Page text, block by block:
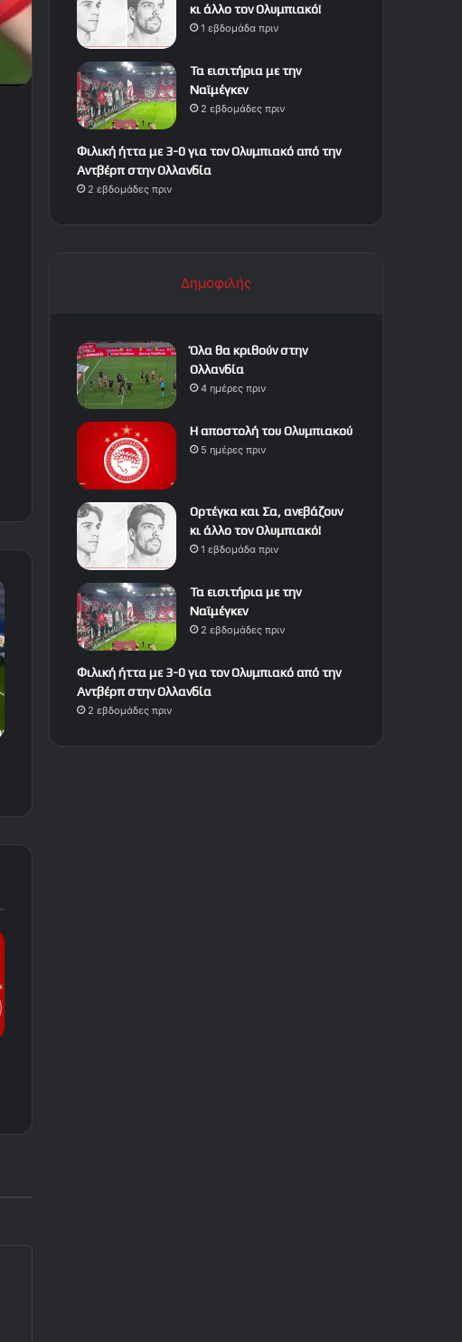
κι άλλο τον Ολυμπιακό!
1 εβδομάδα πριν
Τα εισιτήρια με την
Ναϊμέγκεν
2 εβδομάδες πριν
Φιλική ήττα με 3-0 για τον Ολυμπιακό από την
Αντβέρπ στην Ολλανδία
2 εβδομάδες πριν
Δημοφιλής
Όλα θα κριθούν στην
Ολλανδία
4 ημέρες πριν
Η αποστολή του Ολυμπιακού
5 ημέρες πριν
Ορτέγκα και Σα, ανεβάζουν
κι άλλο τον Ολυμπιακό!
1 εβδομάδα πριν
Τα εισιτήρια με την
Ναϊμέγκεν
2 εβδομάδες πριν
Φιλική ήττα με 3-0 για τον Ολυμπιακό από την
Αντβέρπ στην Ολλανδία
2 εβδομάδες πριν